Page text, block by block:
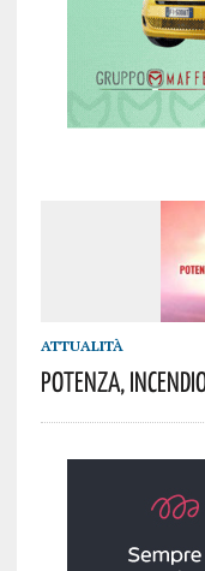
ATTUALITÀ
Potenza,